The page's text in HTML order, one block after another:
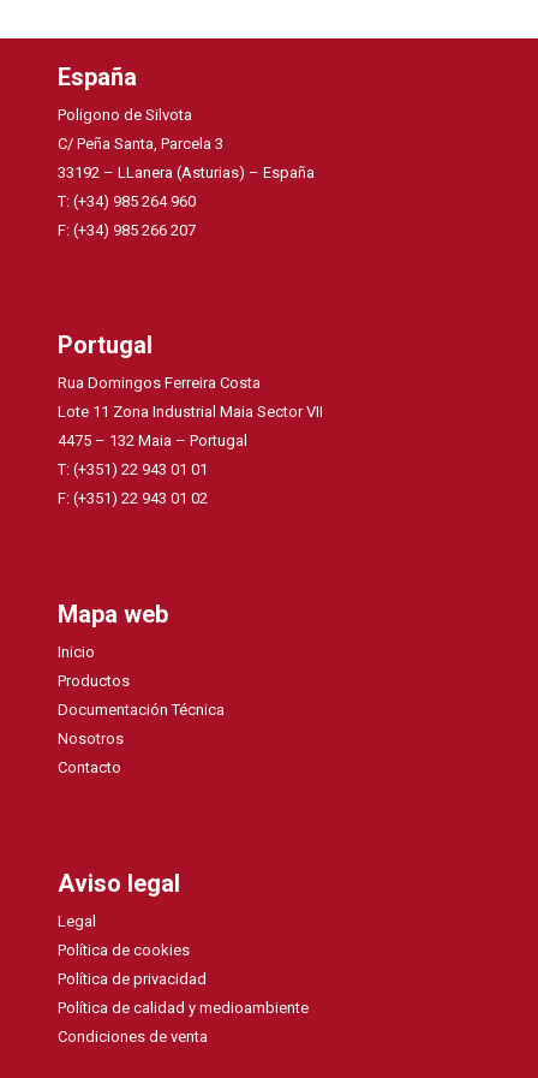
España
Poligono de Silvota
C/ Peña Santa, Parcela 3
33192 – LLanera (Asturias) – España
T: (+34) 985 264 960
F: (+34) 985 266 207
Portugal
Rua Domingos Ferreira Costa
Lote 11 Zona Industrial Maia Sector VII
4475 – 132 Maia – Portugal
T: (+351) 22 943 01 01
F: (+351) 22 943 01 02
Mapa web
Inicio
Productos
Documentación Técnica
Nosotros
Contacto
Aviso legal
Legal
Política de cookies
Política de privacidad
Política de calidad y medioambiente
Condiciones de venta